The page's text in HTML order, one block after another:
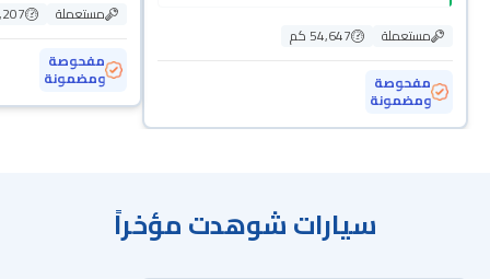
مستعملة
54,647 كم
مفحوصة
ومضمونة
مستعملة
مفحوصة
ومضمونة
سيارات شوهدت مؤخراً